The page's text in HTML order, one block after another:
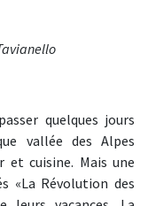
quelques jours
vallée des Alpes
et cuisine. Mais une
«La Révolution des